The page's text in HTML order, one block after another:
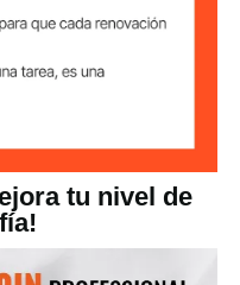
x 19,49
505 x 485 x 495
3,3 kgtu nivel de